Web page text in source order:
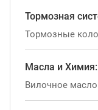
Тормозная
Тормозные
Масла и Химия:
Вилочное масло